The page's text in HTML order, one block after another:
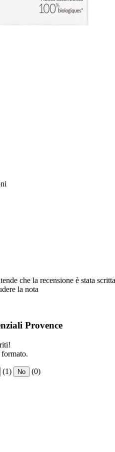
che la recensione è stata
la nota
Provence
(1) No (0)